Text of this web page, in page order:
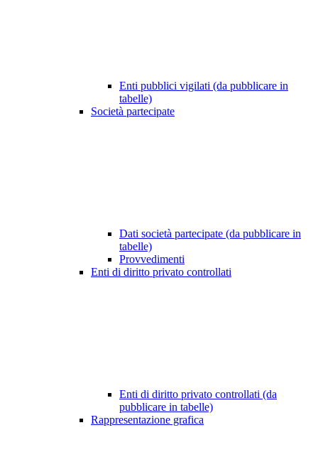
Enti pubblici vigilati (da pubblicare in
tabelle)
Società partecipate
Dati società partecipate (da pubblicare in
tabelle)
Provvedimenti
Enti di diritto privato controllati
Enti di diritto privato controllati (da
pubblicare in tabelle)
Rappresentazione grafica